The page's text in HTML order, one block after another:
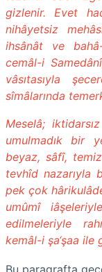
gizlenir. Evet
nihâyetsiz
ihsânât ve
cemâl-i
vâsıtasıyla
sîmâlarında
Meselâ;
umulmadık bir
beyaz, sâfî,
tevhîd nazarıyla
pek çok
umûmî
edilmeleriyle
kemâl-i şa‘şaa ile
Bu paragrafta